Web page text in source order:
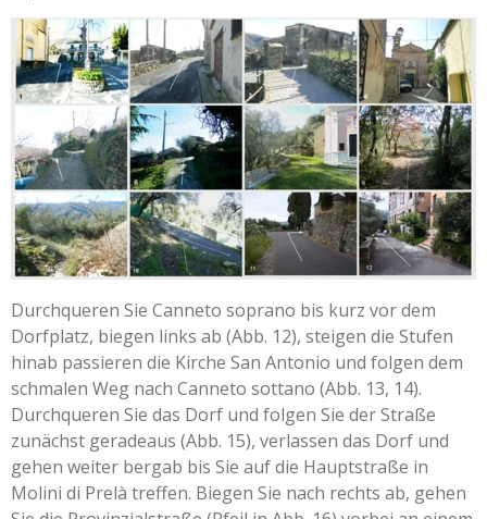
Durchqueren Sie Canneto soprano bis kurz vor dem
Dorfplatz, biegen links ab (Abb. 12), steigen die Stufen
hinab passieren die Kirche San Antonio und folgen dem
schmalen Weg nach Canneto sottano (Abb. 13, 14).
Durchqueren Sie das Dorf und folgen Sie der Straße
zunächst geradeaus (Abb. 15), verlassen das Dorf und
gehen weiter bergab bis Sie auf die Hauptstraße in
Molini di Prelà treffen. Biegen Sie nach rechts ab, gehen